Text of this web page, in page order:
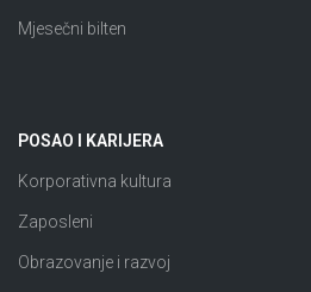
Mjesečni bilten
POSAO I KARIJERA
Korporativna kultura
Zaposleni
Obrazovanje i razvoj